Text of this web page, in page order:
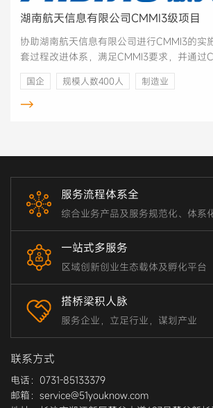
湖南航天信息有限公司CMMI3级项目
协助湖南航天信息有限公司进行CMMI3的实
套过程改进体系，满足CMMI3要求，并通过
任评估师的评估。
国企 规模人数400人 制造业
→
服务流程体系全
综合业务产品及服务规范化、体系
一站式多服务
区域创新创业生态载体及孵化平台
搭桥梁积人脉
服务企业，立足行业，谋划产业
联系方式
电话：0731-85133379
邮箱：service@51youknow.com